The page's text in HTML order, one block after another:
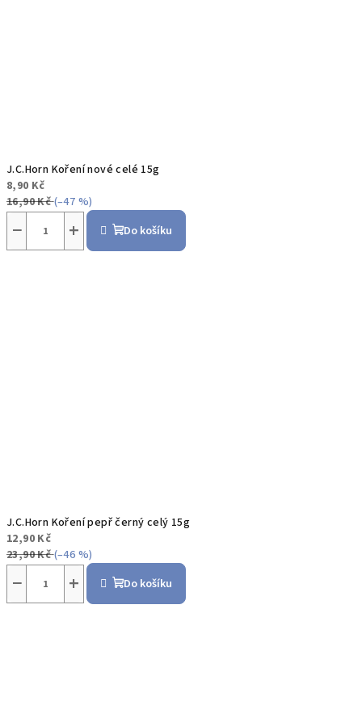
J.C.Horn Koření nové celé 15g
8,90 Kč
16,90 Kč(–47 %)
+
− Do košíku
J.C.Horn Koření pepř černý celý 15g
12,90 Kč
23,90 Kč(–46 %)
+
− Do košíku